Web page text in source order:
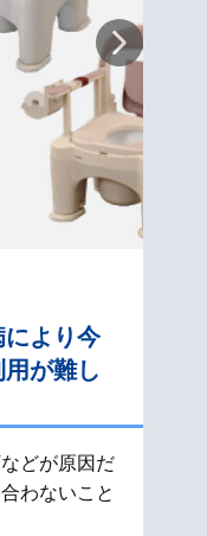
より今
が難し
どが原因だ
わないこと